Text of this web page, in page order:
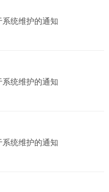
统维护的通知
统维护的通知
统维护的通知